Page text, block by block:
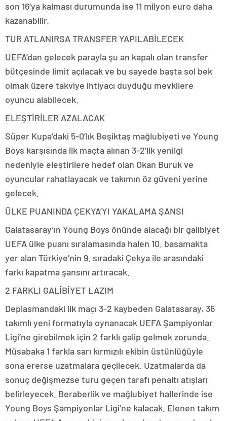
son 16’ya kalması durumunda ise 11 milyon euro daha
kazanabilir.
TUR ATLANIRSA TRANSFER YAPILABİLECEK
UEFA’dan gelecek parayla şu an kapalı olan transfer
bütçesinde limit açılacak ve bu sayede başta sol bek
olmak üzere takviye ihtiyacı duyduğu mevkilere
oyuncu alabilecek.
ELEŞTİRİLER AZALACAK
Süper Kupa’daki 5-0’lık Beşiktaş mağlubiyeti ve Young
Boys karşısında ilk maçta alınan 3-2’lik yenilgi
nedeniyle eleştirilere hedef olan Okan Buruk ve
oyuncular rahatlayacak ve takımın öz güveni yerine
gelecek.
ÜLKE PUANINDA ÇEKYA’YI YAKALAMA ŞANSI
Galatasaray’ın Young Boys önünde alacağı bir galibiyet
UEFA ülke puanı sıralamasında halen 10. basamakta
yer alan Türkiye’nin 9. sıradaki Çekya ile arasındaki
farkı kapatma şansını artıracak.
2 FARKLI GALİBİYET LAZIM
Deplasmandaki ilk maçı 3-2 kaybeden Galatasaray, 36
takımlı yeni formatıyla oynanacak UEFA Şampiyonlar
Ligi’ne girebilmek için 2 farklı galip gelmek zorunda.
Müsabaka 1 farkla sarı kırmızılı ekibin üstünlüğüyle
sona ererse uzatmalara geçilecek. Uzatmalarda da
sonuç değişmezse turu geçen tarafı penaltı atışları
belirleyecek. Beraberlik ve mağlubiyet hallerinde ise
Young Boys Şampiyonlar Ligi’ne kalacak. Elenen takım